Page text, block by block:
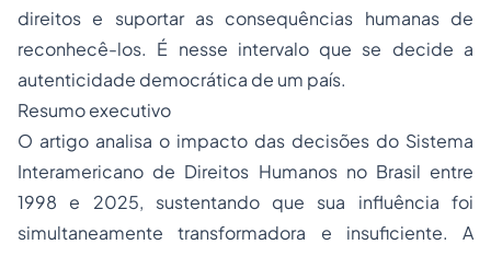
direitos e suportar as consequências humanas de
reconhecê-los. É nesse intervalo que se decide a
autenticidade democrática de um país.
Resumo executivo
O artigo analisa o impacto das decisões do Sistema
Interamericano de Direitos Humanos no Brasil entre
1998 e 2025, sustentando que sua influência foi
simultaneamente transformadora e insuficiente. A